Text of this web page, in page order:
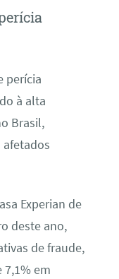
perícia
à alta
Brasil,
Experian de
deste ano,
de fraude,
em